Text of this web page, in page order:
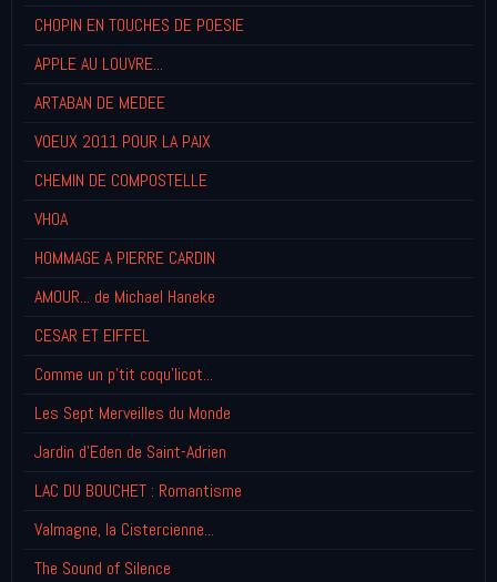
CHOPIN EN TOUCHES DE POESIE
APPLE AU LOUVRE...
ARTABAN DE MEDEE
VOEUX 2011 POUR LA PAIX
CHEMIN DE COMPOSTELLE
VHOA
HOMMAGE A PIERRE CARDIN
AMOUR... de Michael Haneke
CESAR ET EIFFEL
Comme un p'tit coqu'licot...
Les Sept Merveilles du Monde
Jardin d'Eden de Saint-Adrien
LAC DU BOUCHET : Romantisme
Valmagne, la Cistercienne...
The Sound of Silence